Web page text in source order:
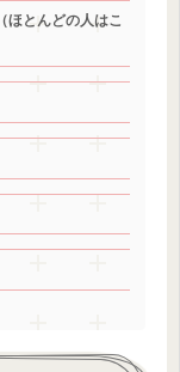
ほとんどの人はこ